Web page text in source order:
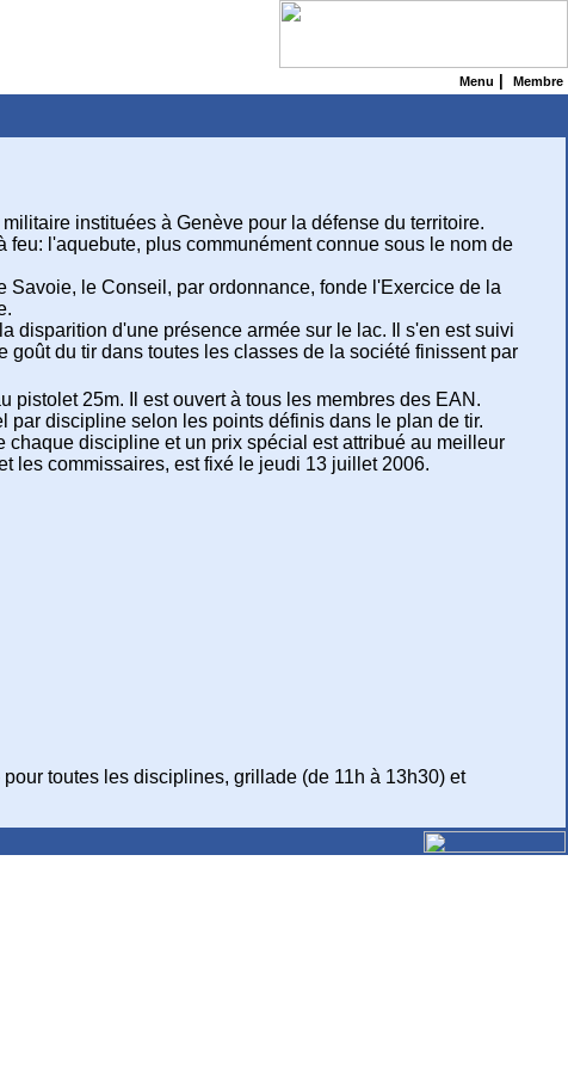
Menu Membre
instituées à Genève pour la défense du territoire.
l'aquebute, plus communément connue sous le nom de
le Conseil, par ordonnance, fonde l'Exercice de la
disparition d'une présence armée sur le lac. Il s'en est suivi
du tir dans toutes les classes de la société finissent par
pistolet 25m. Il est ouvert à tous les membres des EAN.
par discipline selon les points définis dans le plan de tir.
discipline et un prix spécial est attribué au meilleur
les commissaires, est fixé le jeudi 13 juillet 2006.
toutes les disciplines, grillade (de 11h à 13h30) et